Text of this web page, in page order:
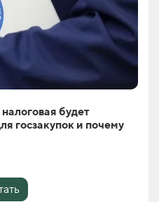
будет
госзакупок и почему